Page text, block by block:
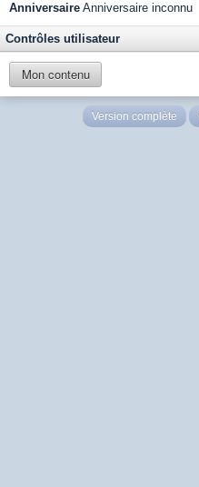
Anniversaire Anniversaire inconnu
Contrôles utilisateur
Mon contenu
Version complète